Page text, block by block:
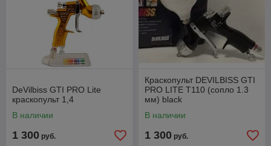
DeVilbiss GTI PRO Lite
краскопульт 1,4
В наличии
1 300 руб.
Краскопульт DEVILBISS GTI
PRO LITE T110 (сопло 1.3
мм) black
В наличии
1 300 руб.